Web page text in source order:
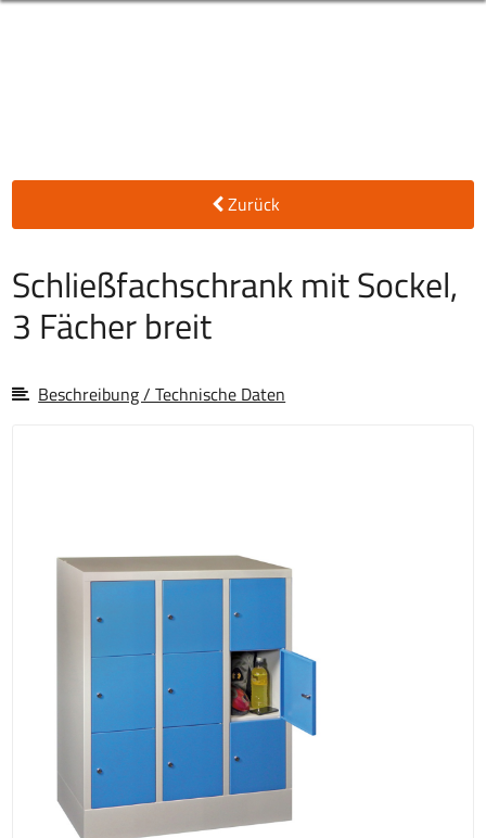
Zurück
Schließfachschrank mit Sockel,
3 Fächer breit
Beschreibung / Technische Daten